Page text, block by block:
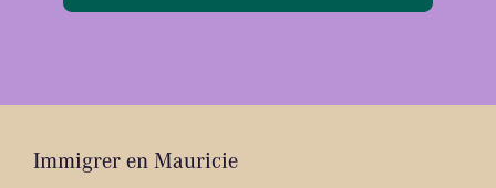
Immigrer en Mauricie